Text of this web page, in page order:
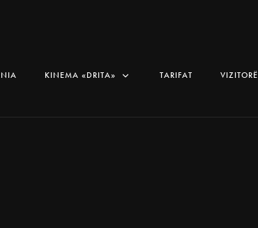
KINEMA «DRITA» TARIFAT VIZITORË